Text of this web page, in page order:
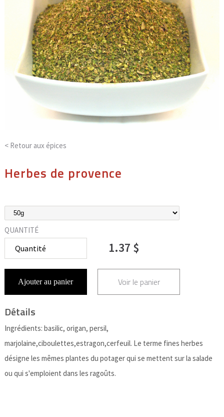
< Retour aux épices
Herbes de provence
QUANTITÉ
1.37 $
Ajouter au panier Voir le panier
Détails
Ingrédients: basilic, origan, persil,
marjolaine,ciboulettes,estragon,cerfeuil. Le terme fines herbes
désigne les mêmes plantes du potager qui se mettent sur la salade
ou qui s'emploient dans les ragoûts.